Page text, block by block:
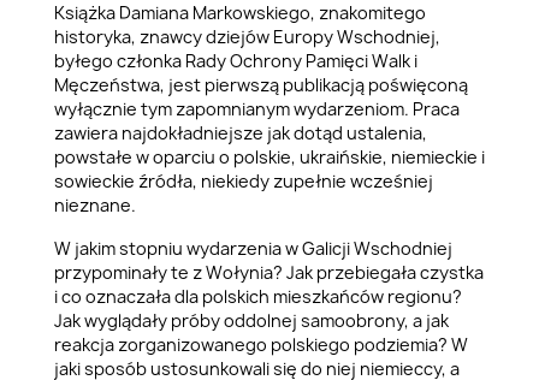
Książka Damiana Markowskiego, znakomitego
historyka, znawcy dziejów Europy Wschodniej,
byłego członka Rady Ochrony Pamięci Walk i
Męczeństwa, jest pierwszą publikacją poświęconą
wyłącznie tym zapomnianym wydarzeniom. Praca
zawiera najdokładniejsze jak dotąd ustalenia,
powstałe w oparciu o polskie, ukraińskie, niemieckie i
sowieckie źródła, niekiedy zupełnie wcześniej
nieznane.
W jakim stopniu wydarzenia w Galicji Wschodniej
przypominały te z Wołynia? Jak przebiegała czystka
i co oznaczała dla polskich mieszkańców regionu?
Jak wyglądały próby oddolnej samoobrony, a jak
reakcja zorganizowanego polskiego podziemia? W
jaki sposób ustosunkowali się do niej niemieccy, a